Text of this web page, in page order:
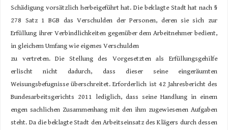
Schädigung vorsätzlich herbeigeführt hat. Die beklagte Stadt hat nach §
278 Satz 1 BGB das Verschulden der Personen, deren sie sich zur
Erfüllung ihrer Verbindlichkeiten gegenüber dem Arbeitnehmer bedient,
in gleichem Umfang wie eigenes Verschulden
zu vertreten. Die Stellung des Vorgesetzten als Erfüllungsgehilfe
erlischt nicht dadurch, dass dieser seine eingeräumten
Weisungsbefugnisse überschreitet. Erforderlich ist 42 Jahresbericht des
Bundesarbeitsgerichts 2011 lediglich, dass seine Handlung in einem
engen sachlichen Zusammenhang mit den ihm zugewiesenen Aufgaben
steht. Da die beklagte Stadt den Arbeitseinsatz des Klägers durch dessen